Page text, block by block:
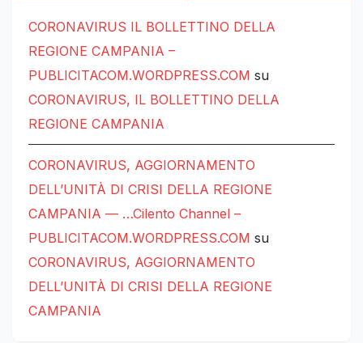
CORONAVIRUS IL BOLLETTINO DELLA
REGIONE CAMPANIA –
PUBLICITACOM.WORDPRESS.COM su
CORONAVIRUS, IL BOLLETTINO DELLA
REGIONE CAMPANIA
CORONAVIRUS, AGGIORNAMENTO
DELL’UNITÀ DI CRISI DELLA REGIONE
CAMPANIA — …Cilento Channel –
PUBLICITACOM.WORDPRESS.COM su
CORONAVIRUS, AGGIORNAMENTO
DELL’UNITÀ DI CRISI DELLA REGIONE
CAMPANIA